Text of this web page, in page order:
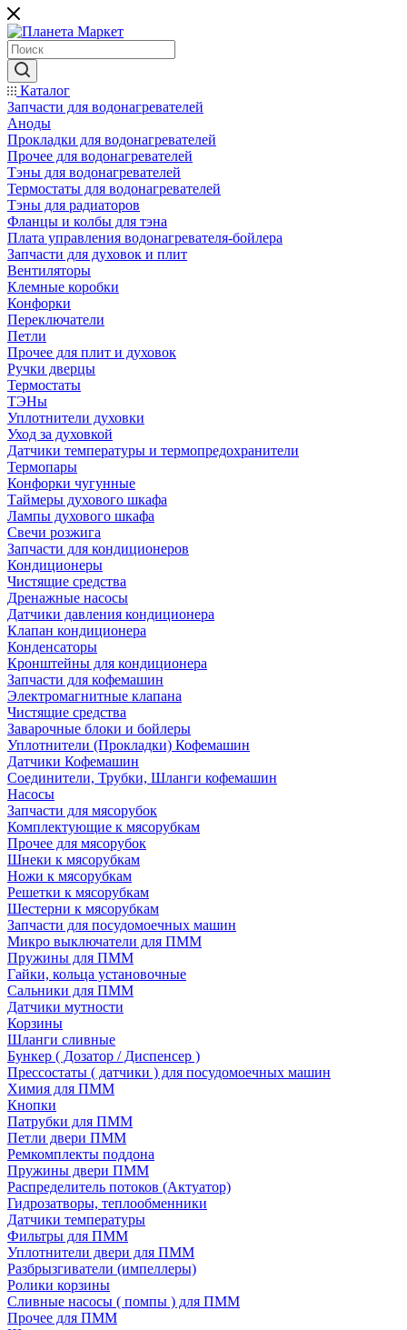
Каталог
Запчасти для водонагревателей
Аноды
Прокладки для водонагревателей
Прочее для водонагревателей
Тэны для водонагревателей
Термостаты для водонагревателей
Тэны для радиаторов
Фланцы и колбы для тэна
Плата управления водонагревателя-бойлера
Запчасти для духовок и плит
Вентиляторы
Клемные коробки
Конфорки
Переключатели
Петли
Прочее для плит и духовок
Ручки дверцы
Термостаты
ТЭНы
Уплотнители духовки
Уход за духовкой
Датчики температуры и термопредохранители
Термопары
Конфорки чугунные
Таймеры духового шкафа
Лампы духового шкафа
Свечи розжига
Запчасти для кондиционеров
Кондиционеры
Чистящие средства
Дренажные насосы
Датчики давления кондиционера
Клапан кондиционера
Конденсаторы
Кронштейны для кондиционера
Запчасти для кофемашин
Электромагнитные клапана
Чистящие средства
Заварочные блоки и бойлеры
Уплотнители (Прокладки) Кофемашин
Датчики Кофемашин
Соединители, Трубки, Шланги кофемашин
Насосы
Запчасти для мясорубок
Комплектующие к мясорубкам
Прочее для мясорубок
Шнеки к мясорубкам
Ножи к мясорубкам
Решетки к мясорубкам
Шестерни к мясорубкам
Запчасти для посудомоечных машин
Микро выключатели для ПММ
Пружины для ПММ
Гайки, кольца установочные
Сальники для ПММ
Датчики мутности
Корзины
Шланги сливные
Бункер ( Дозатор / Диспенсер )
Прессостаты ( датчики ) для посудомоечных машин
Химия для ПММ
Кнопки
Патрубки для ПММ
Петли двери ПММ
Ремкомплекты поддона
Пружины двери ПММ
Распределитель потоков (Актуатор)
Гидрозатворы, теплообменники
Датчики температуры
Фильтры для ПММ
Уплотнители двери для ПММ
Разбрызгиватели (импеллеры)
Ролики корзины
Сливные насосы ( помпы ) для ПММ
Прочее для ПММ